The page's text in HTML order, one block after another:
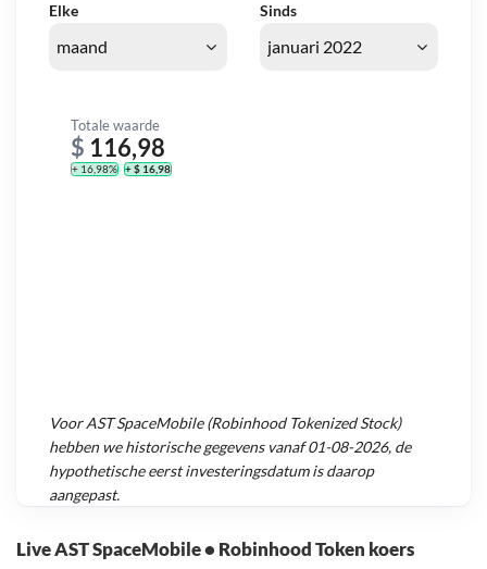
Live AST SpaceMobile • Robinhood Token koers
Elke Sinds
Totale waarde
$ 116,98
+ 16,98% + $ 16,98
VoorAST SpaceMobile (Robinhood Tokenized Stock)
hebben we historische gegevens vanaf01-08-2026, de
hypothetische eerst investeringsdatum is daarop
aangepast.